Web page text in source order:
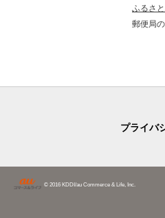
ふるさ
郵便局
プライバ
© 2016 KDDI/au Commerce & Life, Inc.